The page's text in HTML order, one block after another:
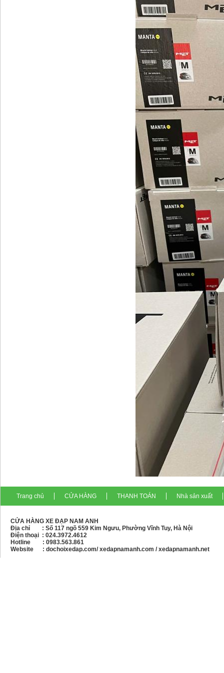
Trang chủ CỬA HÀNG THANH TOÁN Nhà sản xuất
CỬA HÀNG XE ĐẠP NAM ANH
Địa chỉ : Số 117 ngõ 559 Kim Ngưu, Phường Vĩnh Tuy, Hà Nội
Điện thoại : 024.3972.4612
Hotline : 0983.563.861
Website : dochoixedap.com/ xedapnamanh.com / xedapnamanh.net